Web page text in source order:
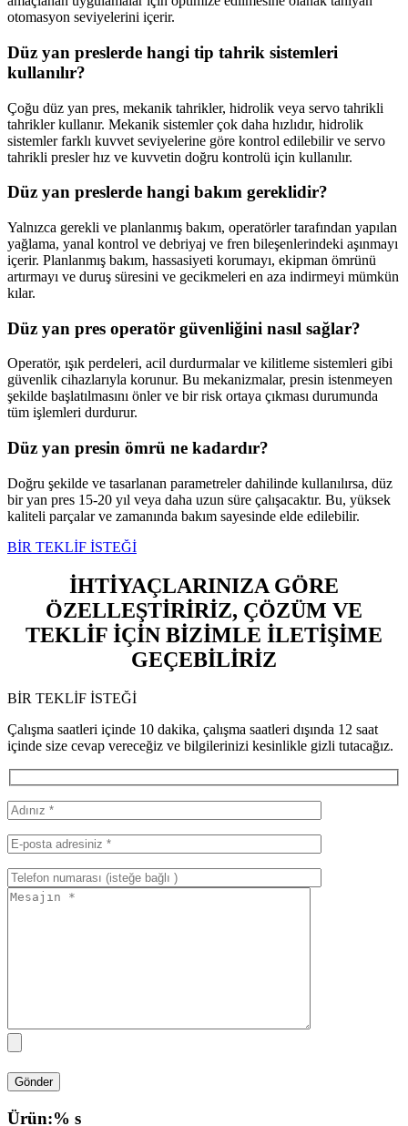
otomasyon seviyelerini içerir.
Düz yan preslerde hangi tip tahrik sistemleri
kullanılır?
Çoğu düz yan pres, mekanik tahrikler, hidrolik veya servo tahrikli
tahrikler kullanır. Mekanik sistemler çok daha hızlıdır, hidrolik
sistemler farklı kuvvet seviyelerine göre kontrol edilebilir ve servo
tahrikli presler hız ve kuvvetin doğru kontrolü için kullanılır.
Düz yan preslerde hangi bakım gereklidir?
Yalnızca gerekli ve planlanmış bakım, operatörler tarafından yapılan
yağlama, yanal kontrol ve debriyaj ve fren bileşenlerindeki aşınmayı
içerir. Planlanmış bakım, hassasiyeti korumayı, ekipman ömrünü
artırmayı ve duruş süresini ve gecikmeleri en aza indirmeyi mümkün
kılar.
Düz yan pres operatör güvenliğini nasıl sağlar?
Operatör, ışık perdeleri, acil durdurmalar ve kilitleme sistemleri gibi
güvenlik cihazlarıyla korunur. Bu mekanizmalar, presin istenmeyen
şekilde başlatılmasını önler ve bir risk ortaya çıkması durumunda
tüm işlemleri durdurur.
Düz yan presin ömrü ne kadardır?
Doğru şekilde ve tasarlanan parametreler dahilinde kullanılırsa, düz
bir yan pres 15-20 yıl veya daha uzun süre çalışacaktır. Bu, yüksek
kaliteli parçalar ve zamanında bakım sayesinde elde edilebilir.
BİR TEKLİF İSTEĞİ
İHTİYAÇLARINIZA GÖRE
ÖZELLEŞTİRİRİZ, ÇÖZÜM VE
TEKLİF İÇİN BİZİMLE İLETİŞİME
GEÇEBİLİRİZ
BİR TEKLİF İSTEĞİ
Çalışma saatleri içinde 10 dakika, çalışma saatleri dışında 12 saat
içinde size cevap vereceğiz ve bilgilerinizi kesinlikle gizli tutacağız.
Ürün:% s